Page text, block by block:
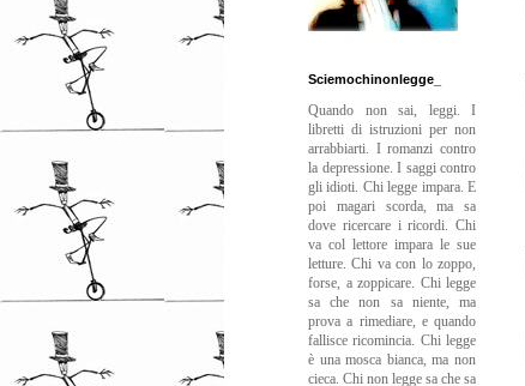
Sciemochinonlegge_
Quando non sai, leggi. I
libretti di istruzioni per non
arrabbiarti. I romanzi contro
la depressione. I saggi contro
gli idioti. Chi legge impara. E
poi magari scorda, ma sa
dove ricercare i ricordi. Chi
va col lettore impara le sue
letture. Chi va con lo zoppo,
forse, a zoppicare. Chi legge
sa che non sa niente, ma
prova a rimediare, e quando
fallisce ricomincia. Chi legge
è una mosca bianca, ma non
cieca. Chi non legge sa che sa